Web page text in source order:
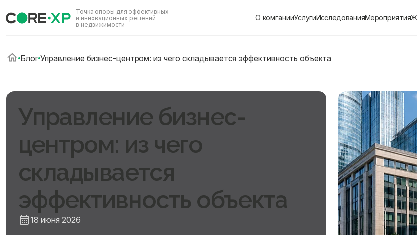
Точка опоры для эффективных
и инновационных решений
в недвижимости
О компанииУслугиИсследованияМероприятия
Блог Управление бизнес-центром: из чего складывается эффективность объекта
Управление бизнес-
центром: из чего
складывается
эффективность объекта
18 июня 2026